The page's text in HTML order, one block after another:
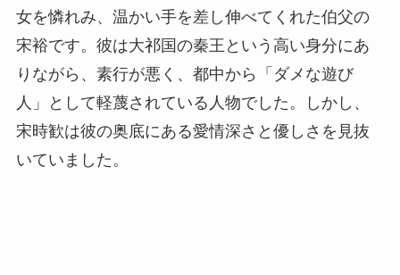
女を憐れみ、温かい手を差し伸べてくれた伯父の
宋裕です。彼は大祁国の秦王という高い身分にあ
りながら、素行が悪く、都中から「ダメな遊び
人」として軽蔑されている人物でした。しかし、
宋時歓は彼の奥底にある愛情深さと優しさを見抜
いていました。